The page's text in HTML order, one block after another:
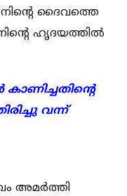
ദൈവത്തെ
ഹൃദയത്തിൽ
വന്ന്
അമർത്തി